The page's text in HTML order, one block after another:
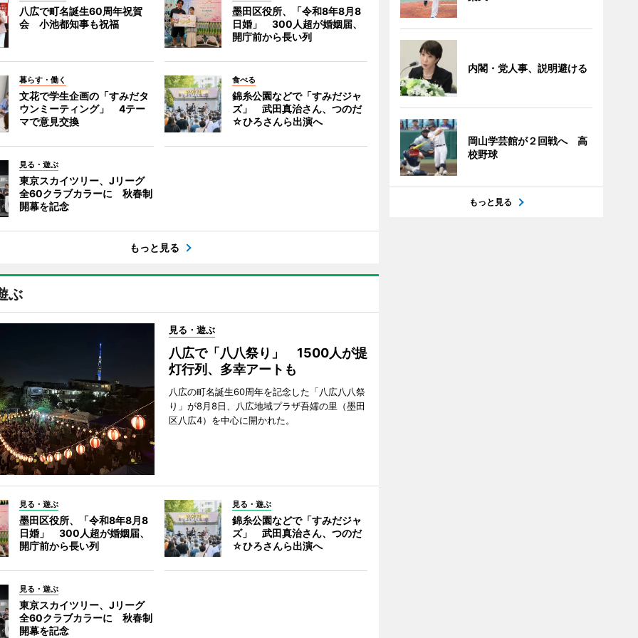
八広で町名誕生60周年祝賀
会 小池都知事も祝福
墨田区役所、「令和8年8月8
日婚」 300人超が婚姻届、
開庁前から長い列
暮らす・働く
文花で学生企画の「すみだタ
ウンミーティング」 4テー
マで意見交換
食べる
錦糸公園などで「すみだジャ
ズ」 武田真治さん、つのだ
☆ひろさんら出演へ
見る・遊ぶ
東京スカイツリー、Jリーグ
全60クラブカラーに 秋春制
開幕を記念
もっと見る
ぶ
見る・遊ぶ
八広で「八八祭り」 1500人が提
灯行列、多幸アートも
八広の町名誕生60周年を記念した「八広八八祭
り」が8月8日、八広地域プラザ吾嬬の里（墨田
区八広4）を中心に開かれた。
見る・遊ぶ
墨田区役所、「令和8年8月8
日婚」 300人超が婚姻届、
開庁前から長い列
見る・遊ぶ
錦糸公園などで「すみだジャ
ズ」 武田真治さん、つのだ
☆ひろさんら出演へ
見る・遊ぶ
東京スカイツリー、Jリーグ
全60クラブカラーに 秋春制
開幕を記念
内閣・党人事、説明避ける
岡山学芸館が２回戦へ 高
校野球
もっと見る